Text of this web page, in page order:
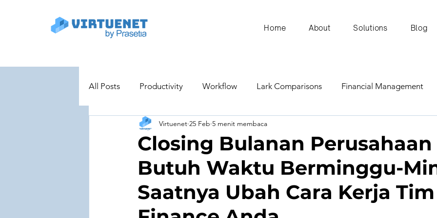
Home About Solutions Blog
All Posts Productivity Workflow Lark Comparisons Financial Management
Project Management Digital Transformation
Educational and Training Tools Supply Chain and Operations Marketing and Sales
Cyber Security Use Case AI/Technology Business Planning & Forecasting
Closing Bulanan Perusahaan
Butuh Waktu Berminggu-
Saatnya Ubah Cara Kerja Tim
Virtuenet 25 Feb 5 menit membaca